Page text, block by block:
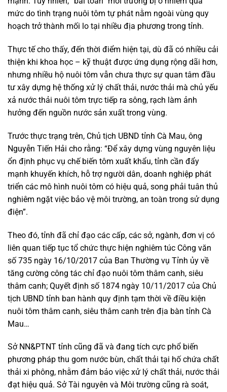
mức do tình trạng nuôi tôm tự phát nằm ngoài vùng quy
hoạch trở thành mối lo tại nhiều địa phương trong tỉnh.
Thực tế cho thấy, đến thời điểm hiện tại, dù đã có nhiều cải
thiện khi khoa học – kỹ thuật được ứng dụng rộng dãi hơn,
nhưng nhiều hộ nuôi tôm vẫn chưa thực sự quan tâm đầu
tư xây dựng hệ thống xử lý chất thải, nước thải mà chủ yếu
xả nước thải nuôi tôm trực tiếp ra sông, rạch làm ảnh
hưởng đến nguồn nước sản xuất trong vùng.
Trước thực trạng trên, Chủ tịch UBND tỉnh Cà Mau, ông
Nguyễn Tiến Hải cho rằng: “Để xây dựng vùng nguyên liệu
ổn định phục vụ chế biến tôm xuất khẩu, tỉnh cần đẩy
mạnh khuyến khích, hỗ trợ người dân, doanh nghiệp phát
triển các mô hình nuôi tôm có hiệu quả, song phải tuân thủ
nghiêm ngặt việc bảo vệ môi trường, an toàn trong sử dụng
điện”.
Theo đó, tỉnh đã chỉ đạo các cấp, các sở, ngành, đơn vị có
liên quan tiếp tục tổ chức thực hiện nghiêm túc Công văn
số 735 ngày 16/10/2017 của Ban Thường vụ Tỉnh ủy về
tăng cường công tác chỉ đạo nuôi tôm thâm canh, siêu
thâm canh; Quyết định số 1874 ngày 10/11/2017 của Chủ
tịch UBND tỉnh ban hành quy định tạm thời về điều kiện
nuôi tôm thâm canh, siêu thâm canh trên địa bàn tỉnh Cà
Mau…
Sở NN&PTNT tỉnh cũng đã và đang tích cực phổ biến
phương pháp thu gom nước bùn, chất thải tại hố chứa chất
thải xi phông, nhằm đảm bảo việc xử lý chất thải, nước thải
đạt hiệu quả. Sở Tài nguyên và Môi trường cũng rà soát,